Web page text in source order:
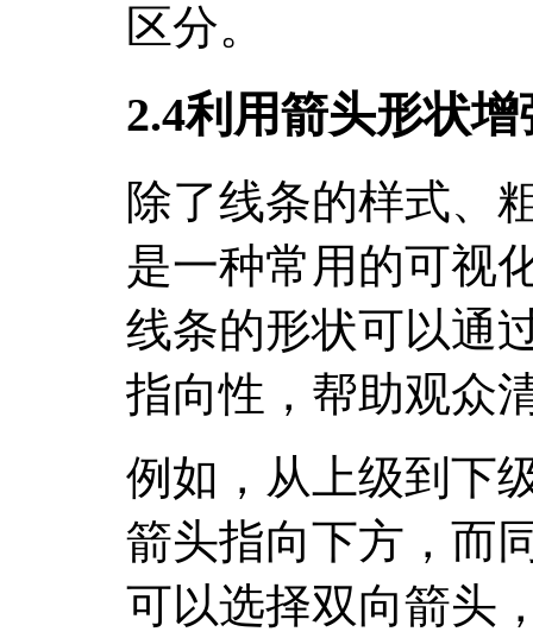
区分。
2.4利用箭头形状
除了线条的样式、
是一种常用的可视
线条的形状可以通
指向性，帮助观众
例如，从上级到下
箭头指向下方，而
可以选择双向箭头